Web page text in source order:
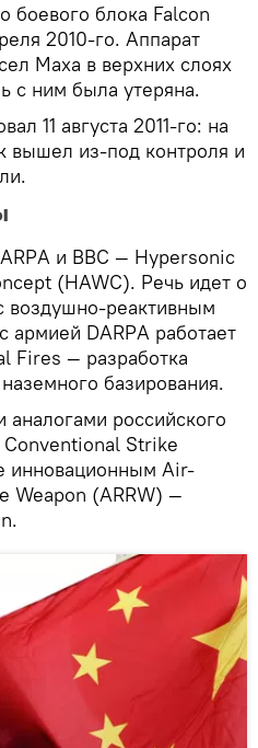
боевого блока Falcon
2010-го. Аппарат
Маха в верхних слоях
с ним была утеряна.
11 августа 2011-го: на
вышел из-под контроля и
и ВВС — Hypersonic
(HAWC). Речь идет о
воздушно-реактивным
армией DARРA работает
Fires — разработка
базирования.
российского
Strike
инновационным Air-
Weapon (ARRW) —